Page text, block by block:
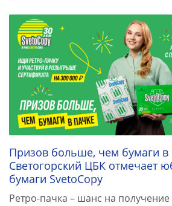
Призов больше, чем бумаги в
Светогорский ЦБК отмечает
бумаги SvetoCopy
Ретро-пачка – шанс на получение